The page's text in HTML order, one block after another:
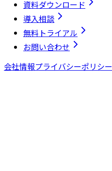
資料ダウンロード
導入相談
無料トライアル
お問い合わせ
会社情報プライバシーポリシー